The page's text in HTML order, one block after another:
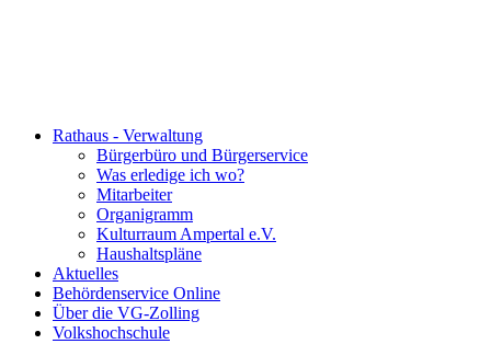
Rathaus - Verwaltung
Bürgerbüro und Bürgerservice
Was erledige ich wo?
Mitarbeiter
Organigramm
Kulturraum Ampertal e.V.
Haushaltspläne
Aktuelles
Behördenservice Online
Über die VG-Zolling
Volkshochschule